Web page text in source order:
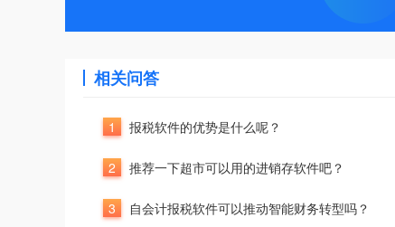
相关问答
1 报税软件的优势是什么呢？
2 推荐一下超市可以用的进销存软件吧？
3 自会计报税软件可以推动智能财务转型吗？